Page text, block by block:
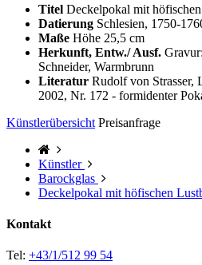
Titel Deckelpokal mit
Datierung Schlesien, 1750-
Maße Höhe 25,5 cm
Herkunft, Entw./ Ausf.
Schneider, Warmbrunn
Literatur Rudolf von Strasser,
2002, Nr. 172 - formidenter
Künstlerübersicht Preisanfrage
Künstler
Barockglas
Deckelpokal mit höfischen
Kontakt
Tel: +43/1/512 99 54